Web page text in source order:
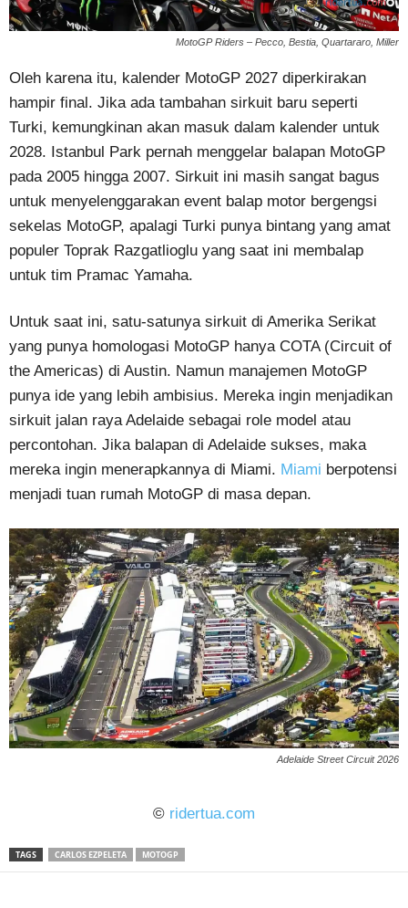
MotoGP Riders – Pecco, Bestia, Quartararo, Miller
Oleh karena itu, kalender MotoGP 2027 diperkirakan
hampir final. Jika ada tambahan sirkuit baru seperti
Turki, kemungkinan akan masuk dalam kalender untuk
2028. Istanbul Park pernah menggelar balapan MotoGP
pada 2005 hingga 2007. Sirkuit ini masih sangat bagus
untuk menyelenggarakan event balap motor bergengsi
sekelas MotoGP, apalagi Turki punya bintang yang amat
populer Toprak Razgatlioglu yang saat ini membalap
untuk tim Pramac Yamaha.
Untuk saat ini, satu-satunya sirkuit di Amerika Serikat
yang punya homologasi MotoGP hanya COTA (Circuit of
the Americas) di Austin. Namun manajemen MotoGP
punya ide yang lebih ambisius. Mereka ingin menjadikan
sirkuit jalan raya Adelaide sebagai role model atau
percontohan. Jika balapan di Adelaide sukses, maka
mereka ingin menerapkannya di Miami. Miami berpotensi
menjadi tuan rumah MotoGP di masa depan.
Adelaide Street Circuit 2026
© ridertua.com
TAGS CARLOS EZPELETA MOTOGP